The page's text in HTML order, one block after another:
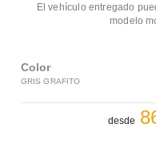
El vehículo entregado
modelo
Color
GRIS GRAFITO
desde